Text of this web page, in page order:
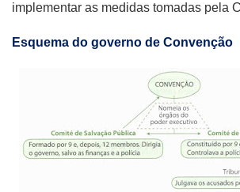
implementar as medidas tomadas pela
Esquema do governo de Convenção